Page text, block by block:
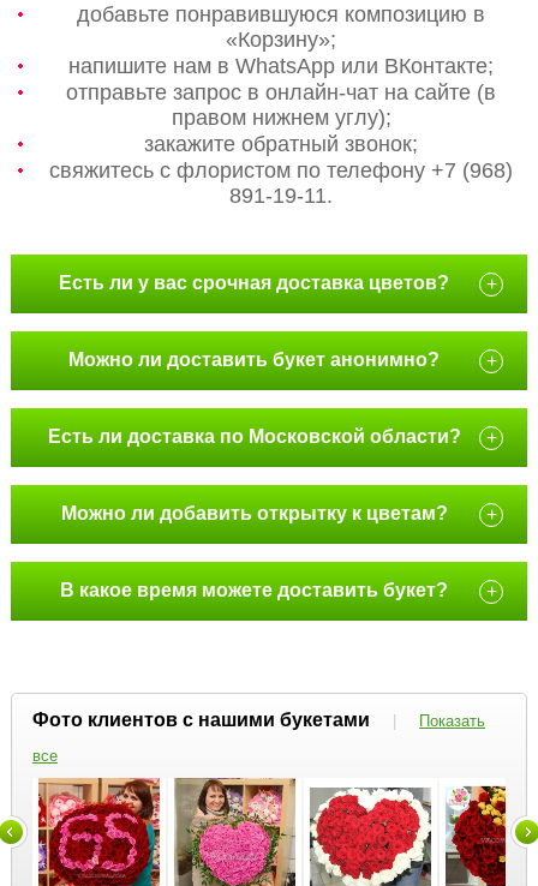
добавьте понравившуюся композицию в
«Корзину»;
напишите нам в WhatsApp или ВКонтакте;
отправьте запрос в онлайн-чат на сайте (в
правом нижнем углу);
закажите обратный звонок;
свяжитесь с флористом по телефону +7 (968)
891-19-11.
Есть ли у вас срочная доставка цветов? +
Можно ли доставить букет анонимно? +
Есть ли доставка по Московской области? +
Можно ли добавить открытку к цветам? +
В какое время можете доставить букет? +
Фото клиентов с нашими букетами |
Показать
все